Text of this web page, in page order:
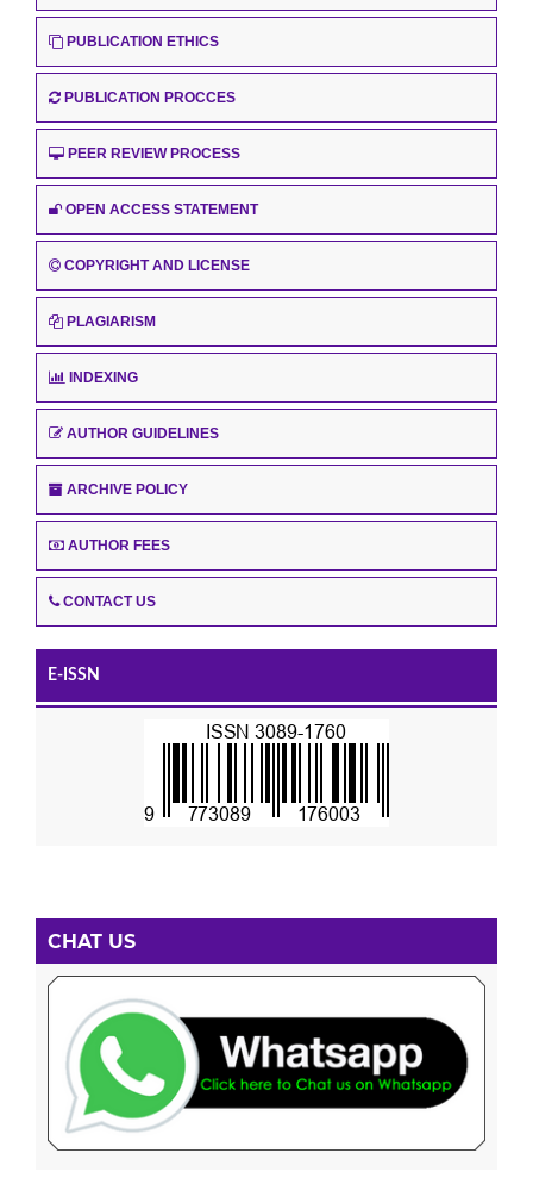
PUBLICATION ETHICS
PUBLICATION PROCCES
PEER REVIEW PROCESS
OPEN ACCESS STATEMENT
COPYRIGHT AND LICENSE
PLAGIARISM
INDEXING
AUTHOR GUIDELINES
ARCHIVE POLICY
AUTHOR FEES
CONTACT US
E-ISSN
CHAT US